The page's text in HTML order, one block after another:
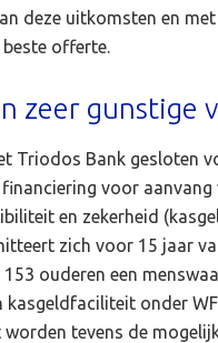
deze uitkomsten en
beste offerte.
zeer gunstige
Triodos Bank gesloten
voor
en zekerheid
zich voor 15 jaar
ouderen een
kasgeldfaciliteit onder
tevens de